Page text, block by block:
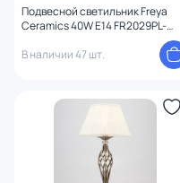
Подвесной светильник Freya
Ceramics 40W E14 FR2029PL-
В наличии 47 шт.